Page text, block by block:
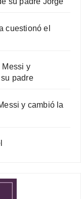
cuestionó el
Messi y
padre
y cambió la